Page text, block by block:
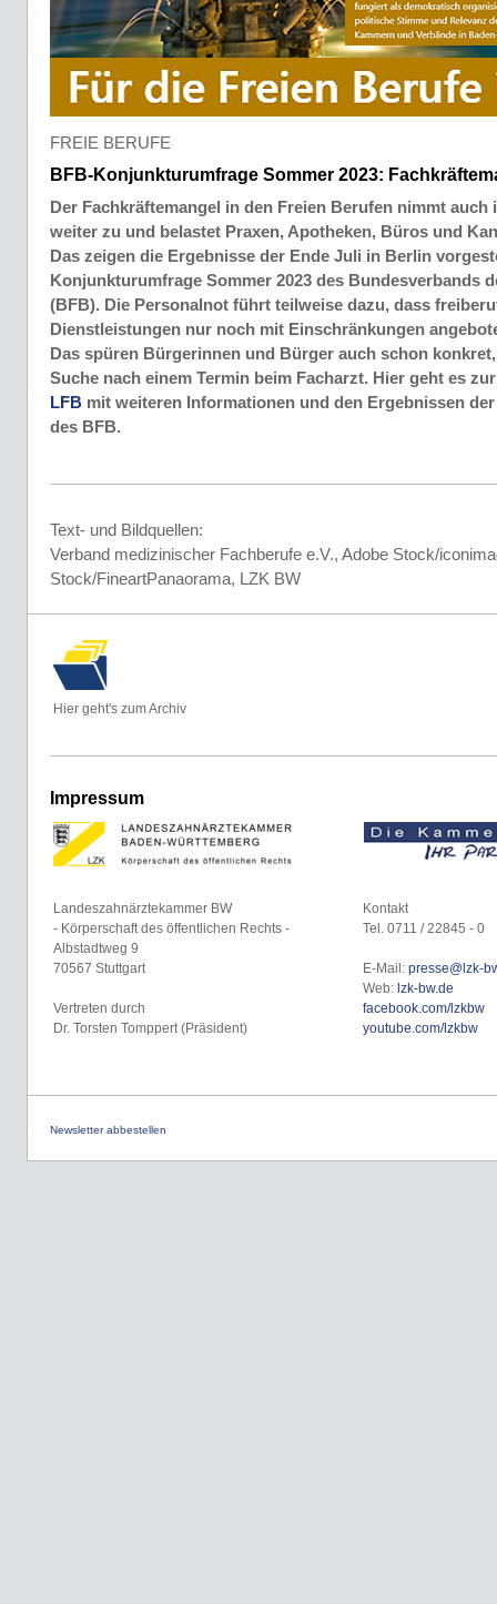
FREIE BERUFE
BFB-Konjunkturumfrage Sommer 2023:
Der Fachkräftemangel in den Freien Berufen nimmt auch
weiter zu und belastet Praxen, Apotheken, Büros und
Das zeigen die Ergebnisse der Ende Juli in Berlin
Konjunkturumfrage Sommer 2023 des Bundesverbands
(BFB). Die Personalnot führt teilweise dazu, dass
Dienstleistungen nur noch mit Einschränkungen
Das spüren Bürgerinnen und Bürger auch schon
Suche nach einem Termin beim Facharzt. Hier geht es
LFB mit weiteren Informationen und den Ergebnissen
des BFB.
Text- und Bildquellen:
Verband medizinischer Fachberufe e.V., Adobe Stock/
Stock/FineartPanaorama, LZK BW
Hier geht's zum Archiv
Impressum
Landeszahnärztekammer BW
- Körperschaft des öffentlichen Rechts -
Albstadtweg 9
70567 Stuttgart
Vertreten durch
Dr. Torsten Tomppert (Präsident)
Kontakt
Tel. 0711 / 22845 - 0
E-Mail: presse@lzk-
Web: lzk-bw.de
facebook.com/lzkbw
youtube.com/lzkbw
Newsletter abbestellen